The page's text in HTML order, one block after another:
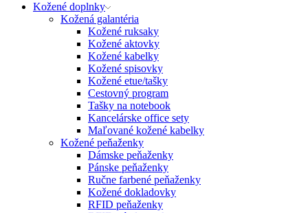
Kožené doplnky
Kožená galantéria
Kožené ruksaky
Kožené aktovky
Kožené kabelky
Kožené spisovky
Kožené etue/tašky
Cestovný program
Tašky na notebook
Kancelárske office sety
Maľované kožené kabelky
Kožené peňaženky
Dámske peňaženky
Pánske peňaženky
Ručne farbené peňaženky
Kožené dokladovky
RFID peňaženky